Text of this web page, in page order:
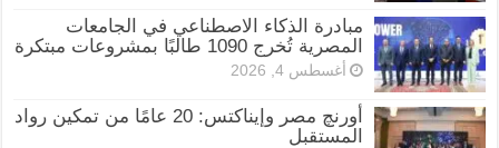
مبادرة الذكاء الاصطناعي في الجامعات
المصرية تُخرج 1090 طالبًا بمشروعات مبتكرة
أغسطس 4, 2026
أورنچ مصر وإيناكتس: 20 عامًا من تمكين رواد
المستقبل